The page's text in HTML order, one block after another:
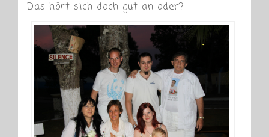
Das hört sich doch gut an oder?